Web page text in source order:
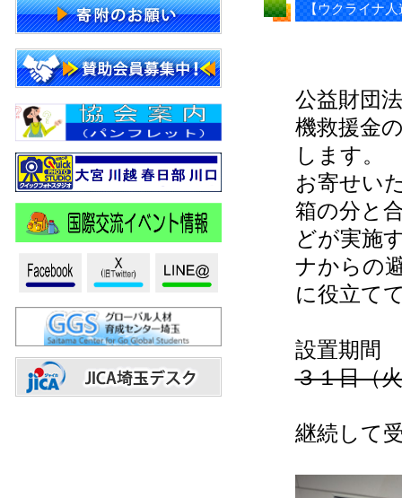
【ウクライナ
公益財団
機救援金
します。
お寄せい
箱の分と
どが実施
ナからの
に役立て
設置期間
３１日（
継続して